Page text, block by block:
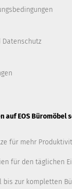
Datenschutz
auf EOS Büromöbel
für mehr
für den täglichen
bis zur kompletten